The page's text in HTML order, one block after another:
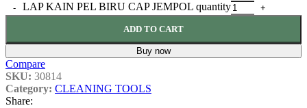
LAP KAIN PEL BIRU CAP JEMPOL quantity
ADD TO CART
Buy now
Compare
SKU: 30814
Category: CLEANING TOOLS
Share: